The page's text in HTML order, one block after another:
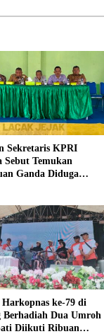
Sekretaris KPRI
Sebut Temukan
Ganda Diduga
Harkopnas ke-79 di
Berhadiah Dua Umroh
Diikuti Ribuan